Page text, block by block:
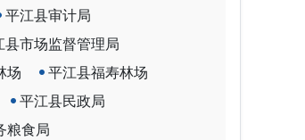
平江县审计局
县市场监督管理局
场
平江县福寿林场
平江县民政局
粮食局